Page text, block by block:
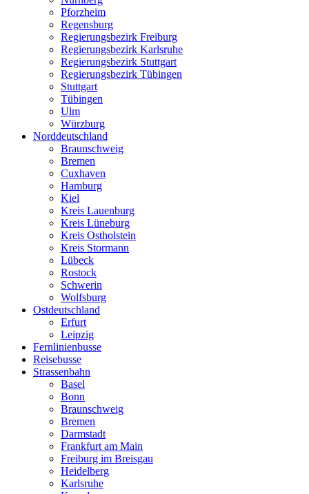
Pforzheim
Regensburg
Regierungsbezirk Freiburg
Regierungsbezirk Karlsruhe
Regierungsbezirk Stuttgart
Regierungsbezirk Tübingen
Stuttgart
Tübingen
Ulm
Würzburg
Norddeutschland
Braunschweig
Bremen
Cuxhaven
Hamburg
Kiel
Kreis Lauenburg
Kreis Lüneburg
Kreis Ostholstein
Kreis Stormann
Lübeck
Rostock
Schwerin
Wolfsburg
Ostdeutschland
Erfurt
Leipzig
Fernlinienbusse
Reisebusse
Strassenbahn
Basel
Bonn
Braunschweig
Bremen
Darmstadt
Frankfurt am Main
Freiburg im Breisgau
Heidelberg
Karlsruhe